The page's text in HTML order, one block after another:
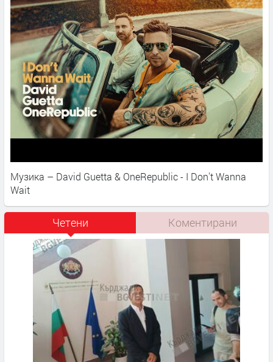
Музика – David Guetta & OneRepublic - I Don't Wanna
Wait
Четени Коментирани